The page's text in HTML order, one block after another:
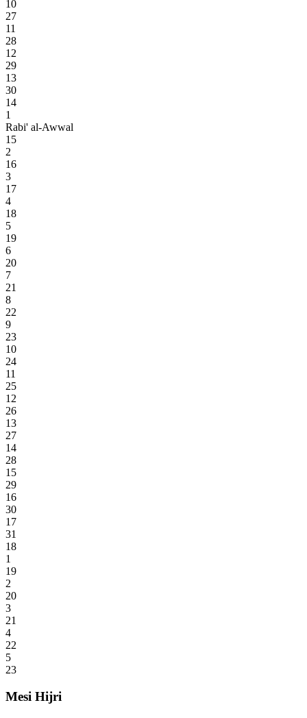
10
27
11
28
12
29
13
30
14
1
Rabi' al-Awwal
15
2
16
3
17
4
18
5
19
6
20
7
21
8
22
9
23
10
24
11
25
12
26
13
27
14
28
15
29
16
30
17
31
18
1
19
2
20
3
21
4
22
5
23
Mesi Hijri